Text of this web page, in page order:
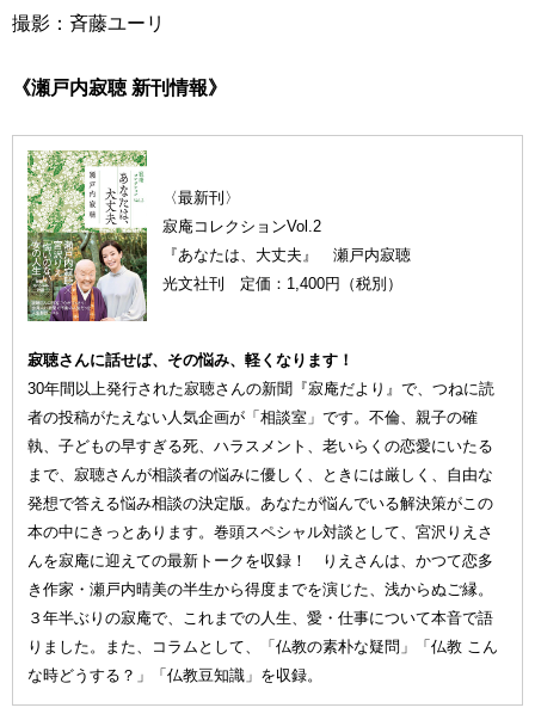
撮影：斉藤ユーリ
《瀬戸内寂聴 新刊情報》
〈最新刊〉
寂庵コレクションVol.2
『あなたは、大丈夫』 瀬戸内寂聴
光文社刊 定価：1,400円（税別）
寂聴さんに話せば、その悩み、軽くなります！
30年間以上発行された寂聴さんの新聞『寂庵だより』で、つねに読
者の投稿がたえない人気企画が「相談室」です。不倫、親子の確
執、子どもの早すぎる死、ハラスメント、老いらくの恋愛にいたる
まで、寂聴さんが相談者の悩みに優しく、ときには厳しく、自由な
発想で答える悩み相談の決定版。あなたが悩んでいる解決策がこの
本の中にきっとあります。巻頭スペシャル対談として、宮沢りえさ
んを寂庵に迎えての最新トークを収録！ りえさんは、かつて恋多
き作家・瀬戸内晴美の半生から得度までを演じた、浅からぬご縁。
３年半ぶりの寂庵で、これまでの人生、愛・仕事について本音で語
りました。また、コラムとして、「仏教の素朴な疑問」「仏教 こん
な時どうする？」「仏教豆知識」を収録。